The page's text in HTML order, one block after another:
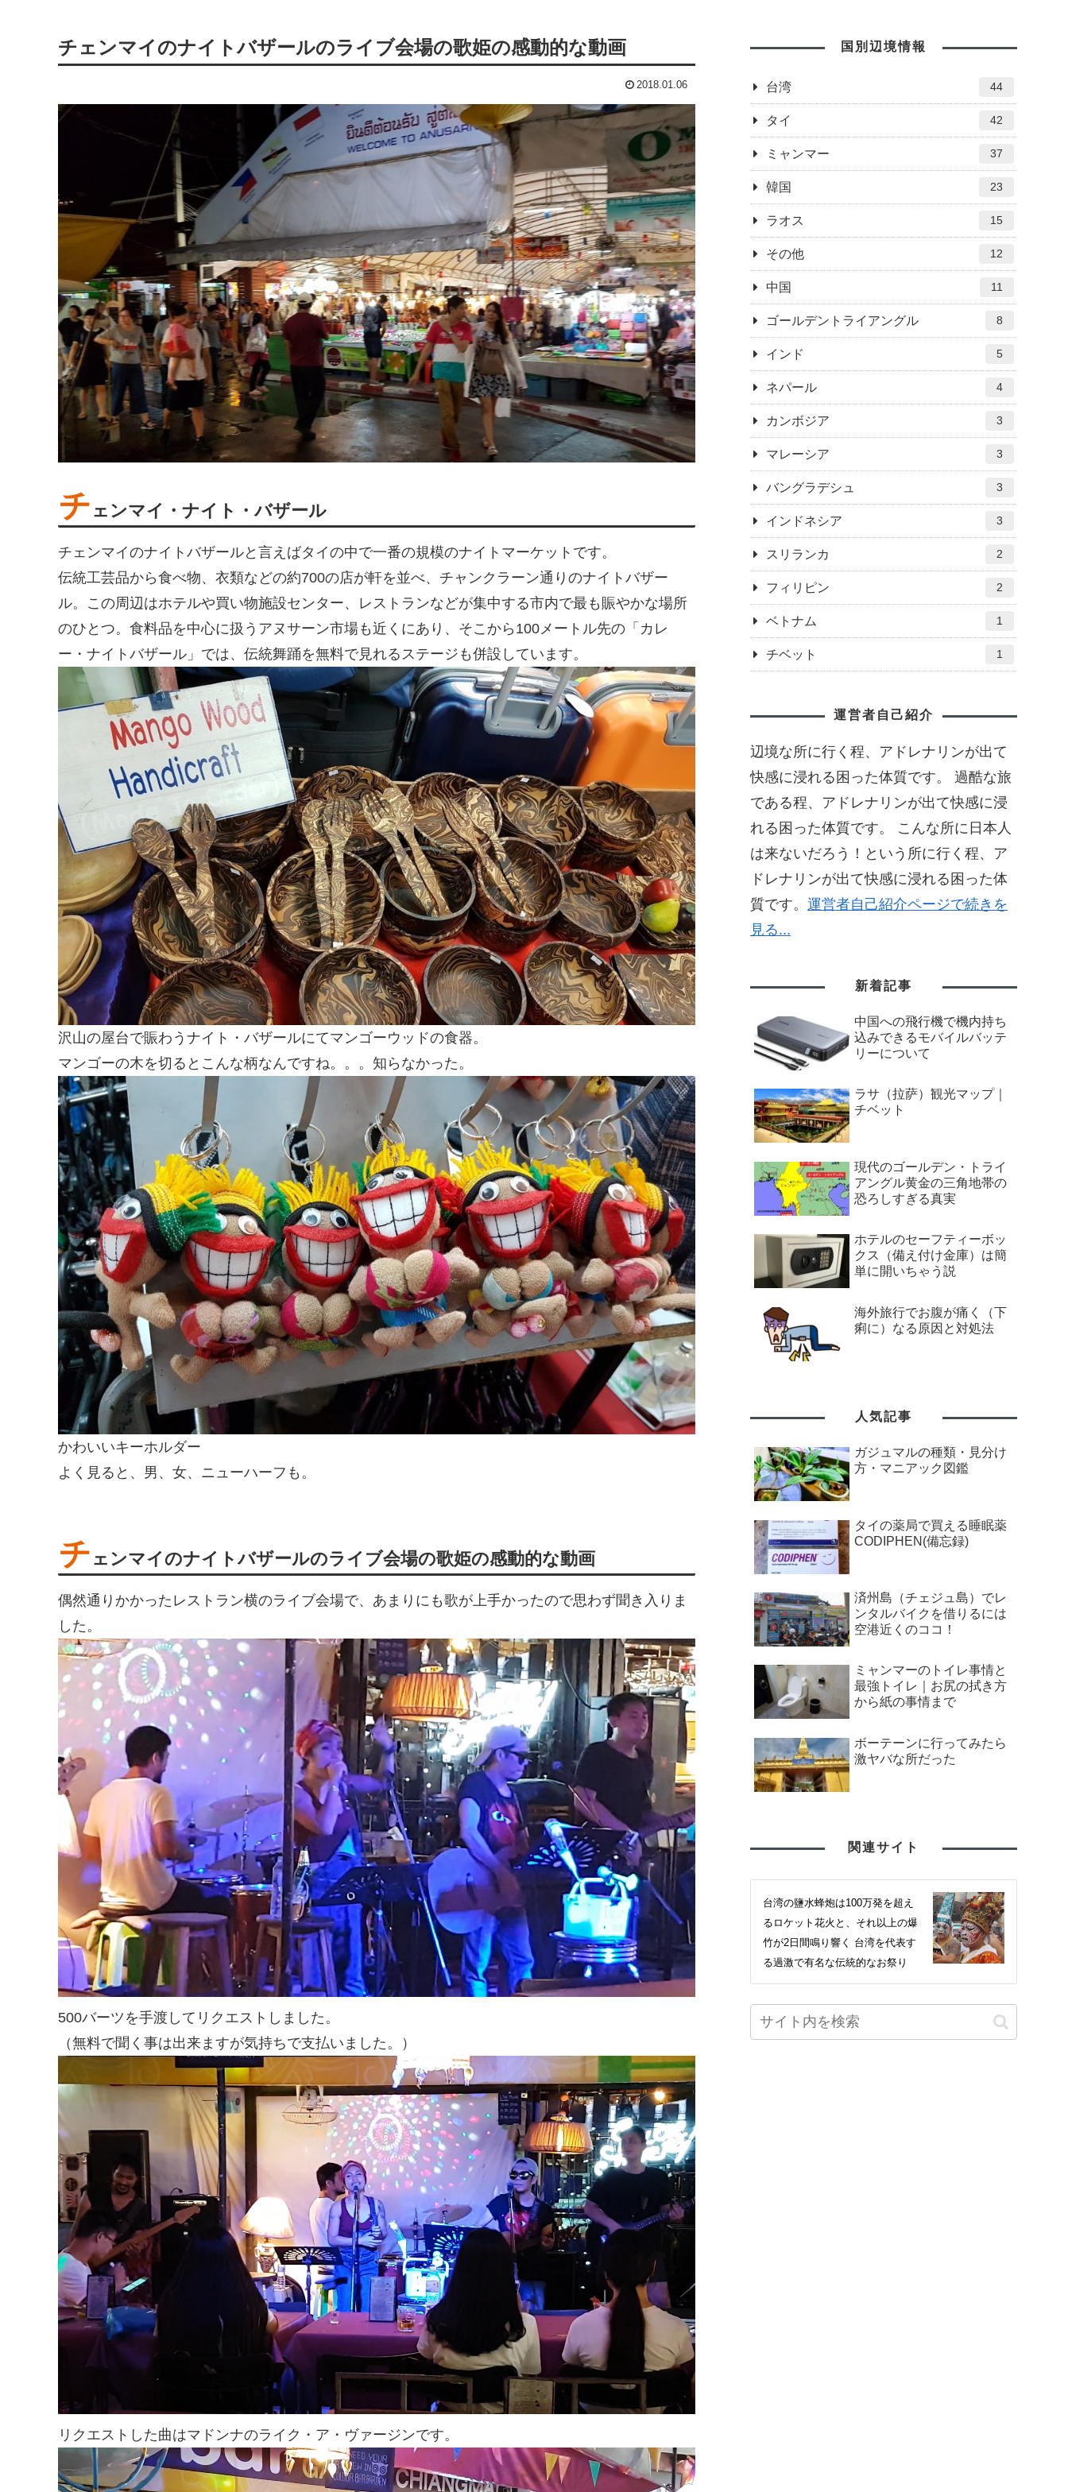
チェンマイのナイトバザールのライブ会場の歌姫の感動的な動画
2018.01.06
チ ェンマイ・ナイト・バザール
チェンマイのナイトバザールと言えばタイの中で一番の規模のナイトマーケットです。
伝統工芸品から食べ物、衣類などの約700の店が軒を並べ、チャンクラーン通りのナイトバザー
ル。この周辺はホテルや買い物施設センター、レストランなどが集中する市内で最も賑やかな場所
のひとつ。食料品を中心に扱うアヌサーン市場も近くにあり、そこから100メートル先の「カレ
ー・ナイトバザール」では、伝統舞踊を無料で見れるステージも併設しています。
沢山の屋台で賑わうナイト・バザールにてマンゴーウッドの食器。
マンゴーの木を切るとこんな柄なんですね。。。知らなかった。
かわいいキーホルダー
よく見ると、男、女、ニューハーフも。
チ ェンマイのナイトバザールのライブ会場の歌姫の感動的な動画
偶然通りかかったレストラン横のライブ会場で、あまりにも歌が上手かったので思わず聞き入りま
した。
500バーツを手渡してリクエストしました。
（無料で聞く事は出来ますが気持ちで支払いました。）
リクエストした曲はマドンナのライク・ア・ヴァージンです。
国別辺境情報
台湾 44
タイ 42
ミャンマー 37
韓国 23
ラオス 15
その他 12
中国 11
ゴールデントライアングル 8
インド 5
ネパール 4
カンボジア 3
マレーシア 3
バングラデシュ 3
インドネシア 3
スリランカ 2
フィリピン 2
ベトナム 1
チベット 1
運営者自己紹介
辺境な所に行く程、アドレナリンが出て
快感に浸れる困った体質です。 過酷な旅
である程、アドレナリンが出て快感に浸
れる困った体質です。 こんな所に日本人
は来ないだろう！という所に行く程、ア
ドレナリンが出て快感に浸れる困った体
質です。 運営者自己紹介ページで続きを
見る...
新着記事
中国への飛行機で機内持ち
込みできるモバイルバッテ
リーについて
ラサ（拉萨）観光マップ｜
チベット
現代のゴールデン・トライ
アングル黄金の三角地帯の
恐ろしすぎる真実
ホテルのセーフティーボッ
クス（備え付け金庫）は簡
単に開いちゃう説
海外旅行でお腹が痛く（下
痢に）なる原因と対処法
人気記事
ガジュマルの種類・見分け
方・マニアック図鑑
タイの薬局で買える睡眠薬
CODIPHEN(備忘録)
済州島（チェジュ島）でレ
ンタルバイクを借りるには
空港近くのココ！
ミャンマーのトイレ事情と
最強トイレ｜お尻の拭き方
から紙の事情まで
ボーテーンに行ってみたら
激ヤバな所だった
関連サイト
台湾の鹽水蜂炮は100万発を超え
るロケット花火と、それ以上の爆
竹が2日間鳴り響く 台湾を代表す
る過激で有名な伝統的なお祭り